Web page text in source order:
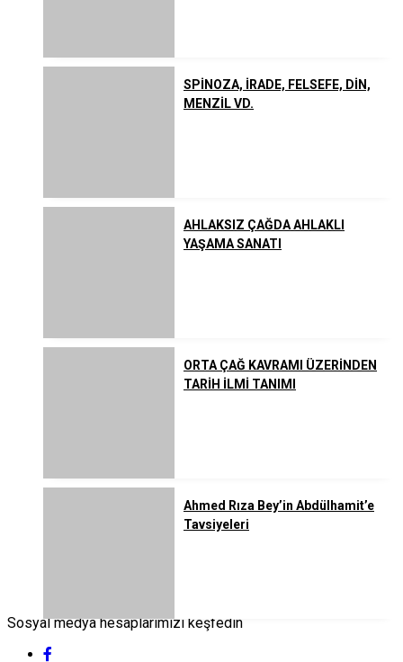
SPİNOZA, İRADE, FELSEFE, DİN,
MENZİL VD.
AHLAKSIZ ÇAĞDA AHLAKLI
YAŞAMA SANATI
ORTA ÇAĞ KAVRAMI ÜZERİNDEN
TARİH İLMİ TANIMI
Ahmed Rıza Bey’in Abdülhamit’e
Tavsiyeleri
Sosyal medya hesaplarımızı keşfedin